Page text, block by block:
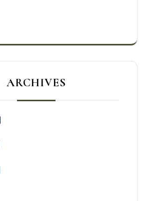
ARCHIVES